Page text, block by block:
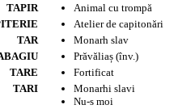
TAPIR
Animal cu trompă
Atelier de capitonări
TAR
Monarh slav
Prăvăliaș (înv.)
TARE
Fortificat
TARI
Monarhi slavi
Nu-s moi